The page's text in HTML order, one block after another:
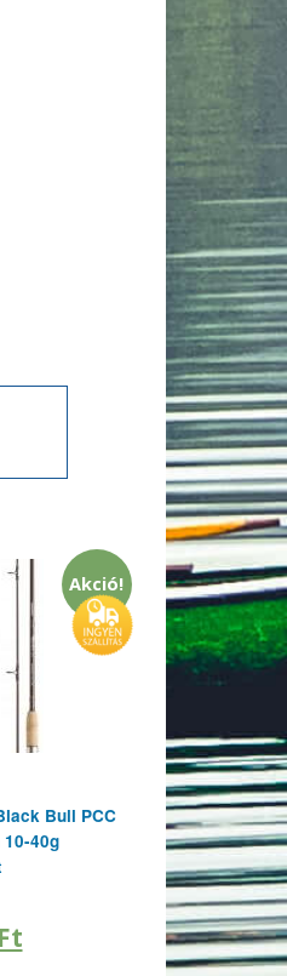
Akció!
Bull PCC
40g
Ft